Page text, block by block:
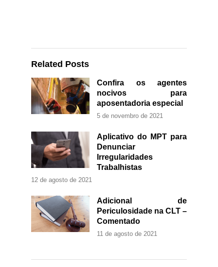
Related Posts
Confira os agentes
nocivos para
aposentadoria especial
5 de novembro de 2021
Aplicativo do MPT para
Denunciar
Irregularidades
Trabalhistas
12 de agosto de 2021
Adicional de
Periculosidade na CLT –
Comentado
11 de agosto de 2021